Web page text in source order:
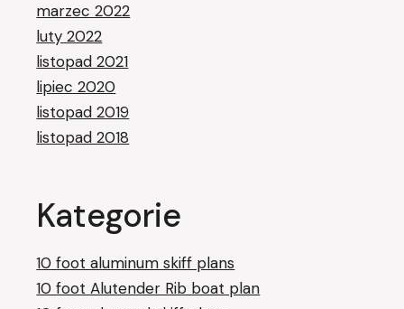
marzec 2022
luty 2022
listopad 2021
lipiec 2020
listopad 2019
listopad 2018
Kategorie
10 foot aluminum skiff plans
10 foot Alutender Rib boat plan